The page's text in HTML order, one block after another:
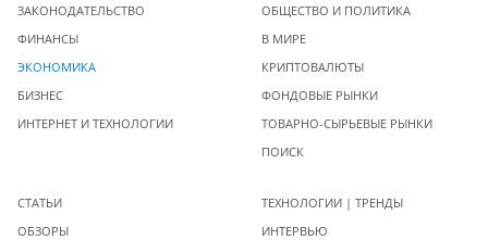
ЗАКОНОДАТЕЛЬСТВО
ФИНАНСЫ
ЭКОНОМИКА
БИЗНЕС
ИНТЕРНЕТ И ТЕХНОЛОГИИ
ОБЩЕСТВО И ПОЛИТИКА
В МИРЕ
КРИПТОВАЛЮТЫ
ФОНДОВЫЕ РЫНКИ
ТОВАРНО-СЫРЬЕВЫЕ РЫНКИ
ПОИСК
СТАТЬИ
ОБЗОРЫ
ТЕХНОЛОГИИ | ТРЕНДЫ
ИНТЕРВЬЮ